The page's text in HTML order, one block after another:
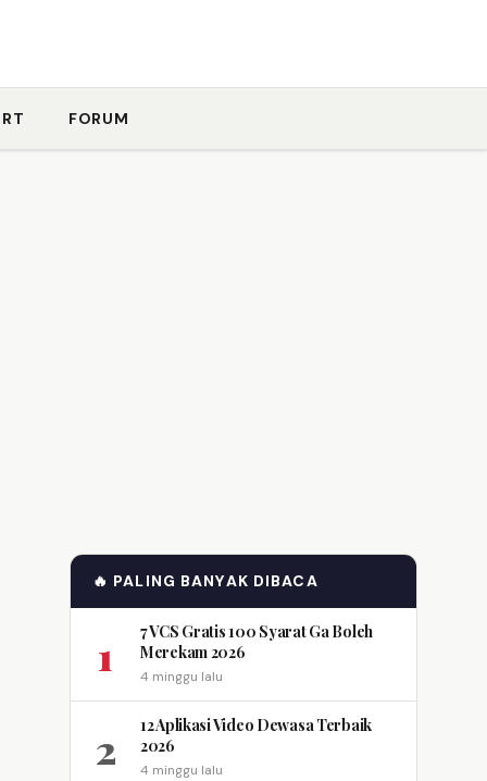
FORUM
🔥 PALING BANYAK DIBACA
1
7 VCS Gratis 100 Syarat Ga Boleh
Merekam 2026
4 minggu lalu
2
12 Aplikasi Video Dewasa Terbaik
2026
4 minggu lalu